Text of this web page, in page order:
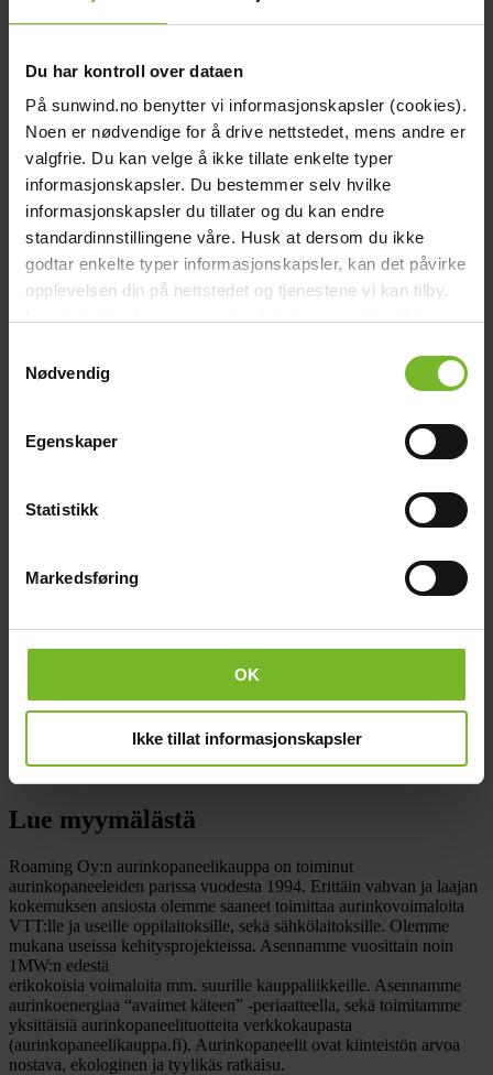
Du har kontroll over dataen
På sunwind.no benytter vi informasjonskapsler (cookies).
Noen er nødvendige for å drive nettstedet, mens andre er
valgfrie. Du kan velge å ikke tillate enkelte typer
informasjonskapsler. Du bestemmer selv hvilke
informasjonskapsler du tillater og du kan endre
standardinnstillingene våre. Husk at dersom du ikke
godtar enkelte typer informasjonskapsler, kan det påvirke
opplevelsen din på nettstedet og tjenestene vi kan tilby.
Nødvendig
Egenskaper
Statistikk
Markedsføring
OK
Ikke tillat informasjonskapsler
Energia
chevron_right
Vesi chevron_right
Käymälä chevron_right
Piha ja Puutarha chevron_right
Vapaa-aika ja Retkeily chevron_right
chevron_right
Roaming Oy
Asennuspalvelu
Osoite:Virtaviiva 8k, 65320, Vaasa
Sopimuksen mukaan.
Lue myymälästä
Roaming Oy:n aurinkopaneelikauppa on toiminut
aurinkopaneeleiden parissa vuodesta 1994. Erittäin vahvan ja laajan
kokemuksen ansiosta olemme saaneet toimittaa aurinkovoimaloita
VTT:lle ja useille oppilaitoksille, sekä sähkölaitoksille. Olemme
mukana useissa kehitysprojekteissa. Asennamme vuosittain noin
1MW:n edestä
erikokoisia voimaloita mm. suurille kauppaliikkeille. Asennamme
aurinkoenergiaa “avaimet käteen” -periaatteella, sekä toimitamme
yksittäisiä aurinkopaneelituotteita verkkokaupasta
(aurinkopaneelikauppa.fi). Aurinkopaneelit ovat kiinteistön arvoa
nostava, ekologinen ja tyylikäs ratkaisu.